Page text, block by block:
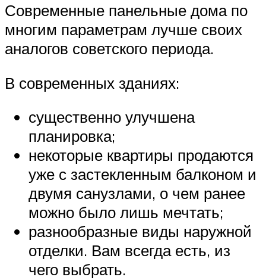
Современные панельные дома по
многим параметрам лучше своих
аналогов советского периода.
В современных зданиях:
существенно улучшена
планировка;
некоторые квартиры продаются
уже с застекленным балконом и
двумя санузлами, о чем ранее
можно было лишь мечтать;
разнообразные виды наружной
отделки. Вам всегда есть, из
чего выбрать.